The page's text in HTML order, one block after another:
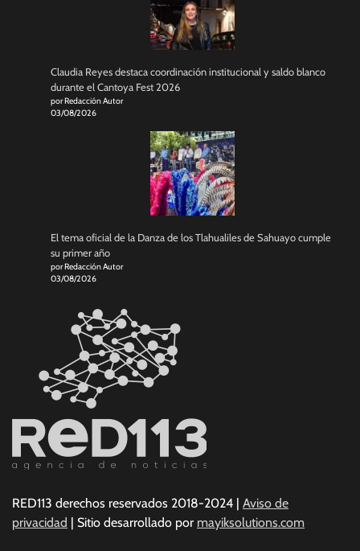
Claudia Reyes destaca coordinación institucional y saldo blanco
durante el Cantoya Fest 2026
por Redacción Autor
03/08/2026
El tema oficial de la Danza de los Tlahualiles de Sahuayo cumple
su primer año
por Redacción Autor
03/08/2026
RED113 derechos reservados 2018-2024 | Aviso de
privacidad | Sitio desarrollado por mayiksolutions.com